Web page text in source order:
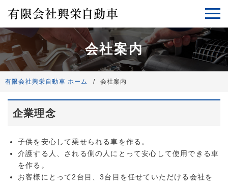
会社案内
有限会社興栄自動車 ホーム 会社案内
企業理念
子供を安心して乗せられる車を作る。
介護する人、される側の人にとって安心して使用できる車
を作る。
お客様にとって2台目、3台目を任せていただける会社を